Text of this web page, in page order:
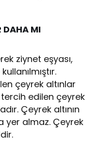
DAHA MI
ziynet eşyası,
çeyrek altınlar
tercih edilen çeyrek
Çeyrek altının
yer almaz. Çeyrek